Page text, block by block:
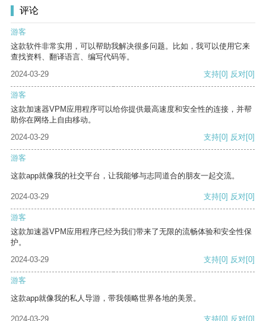
评论
游客
这款软件非常实用，可以帮助我解决很多问题。比如，我可以使用它来
查找资料、翻译语言、编写代码等。
2024-03-29
支持[0] 反对[0]
游客
这款加速器VPM应用程序可以给你提供最高速度和安全性的连接，并帮
助你在网络上自由移动。
2024-03-29
支持[0] 反对[0]
游客
这款app就像我的社交平台，让我能够与志同道合的朋友一起交流。
2024-03-29 支持[0] 反对[0]
游客
这款加速器VPM应用程序已经为我们带来了无限的流畅体验和安全性保
护。
2024-03-29
支持[0] 反对[0]
游客
这款app就像我的私人导游，带我领略世界各地的美景。
2024-03-29 支持[0] 反对[0]